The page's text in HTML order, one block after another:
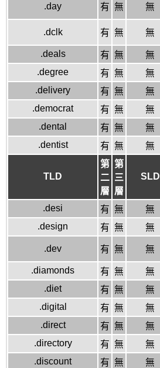
.day 有 無 無
.dclk 有 無 無
.deals
有 無 無
.degree
有 無 無
.delivery
有 無 無
.democrat
有 無 無
.dental
有 無 無
.dentist
有 無 無
TLD
第
二
層
第
三
層
SLD
.desi 有 無 無
.design
有 無 無
.dev 有 無 無
.diamonds
有 無 無
.diet
有 無 無
.digital
有 無 無
.direct
有 無 無
.directory
有 無 無
.discount
有 無 無